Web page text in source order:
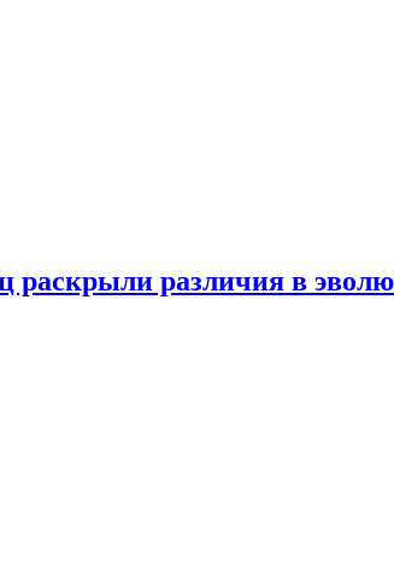
раскрыли различия в